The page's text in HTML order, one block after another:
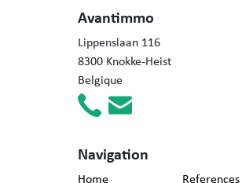
Avantimmo
Lippenslaan 116
8300 Knokke-Heist
Belgique
Navigation
Home References